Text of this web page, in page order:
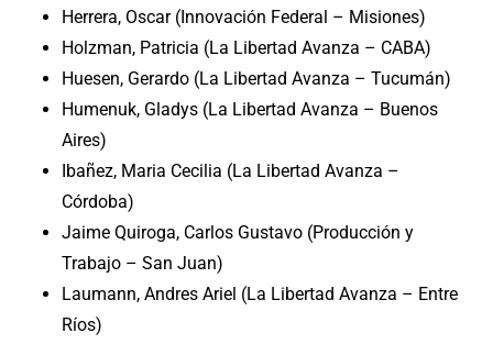
Herrera, Oscar (Innovación Federal – Misiones)
Holzman, Patricia (La Libertad Avanza – CABA)
Huesen, Gerardo (La Libertad Avanza – Tucumán)
Humenuk, Gladys (La Libertad Avanza – Buenos
Aires)
Ibañez, Maria Cecilia (La Libertad Avanza –
Córdoba)
Jaime Quiroga, Carlos Gustavo (Producción y
Trabajo – San Juan)
Laumann, Andres Ariel (La Libertad Avanza – Entre
Ríos)